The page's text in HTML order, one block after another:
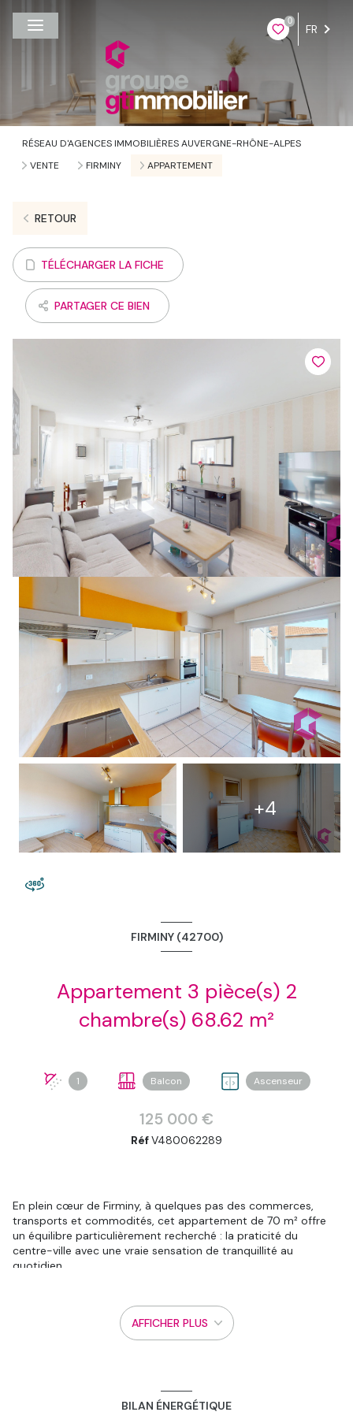
0
FR
RÉSEAU D'AGENCES IMMOBILIÈRES AUVERGNE-RHÔNE-ALPES
VENTE
FIRMINY APPARTEMENT
RETOUR
TÉLÉCHARGER LA FICHE
PARTAGER CE BIEN
+4
FIRMINY (42700)
Appartement 3 pièce(s) 2
chambre(s) 68.62 m²
1 Balcon Ascenseur
125 000 €
RéfV480062289
En plein cœur de Firminy, à quelques pas des commerces,
transports et commodités, cet appartement de 70 m² offre
un équilibre particulièrement recherché : la praticité du
centre-ville avec une vraie sensation de tranquillité au
quotidien.
au-dessus, davantage de calme, de lumière et une
atmosphère plus agréable à vivre.
Entièrement rénové, l’appartement propose un cadre
luminosité et ouverture à l’espace.
AFFICHER PLUS
BILAN ÉNERGÉTIQUE